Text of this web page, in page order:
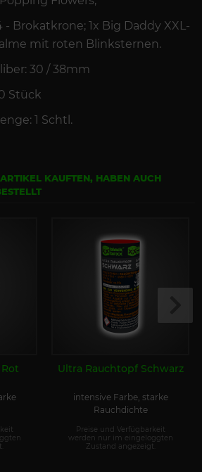
- Brokatkrone; 1x Big Daddy XXL-
mit roten Blinksternen.
30 / 38mm
Stück
1 Schtl.
KAUFTEN, HABEN AUCH
Ultra Rauchtopf Schwarz
intensive Farbe, starke
Rauchdichte
Preise und Verfügbarkeit
werden nur im eingeloggten
Zustand angezeigt.